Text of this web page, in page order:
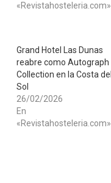
«Revistahosteleria.com»
Grand Hotel Las Dunas
reabre como Autograph
Collection en la Costa del
Sol
26/02/2026
En
«Revistahosteleria.com»